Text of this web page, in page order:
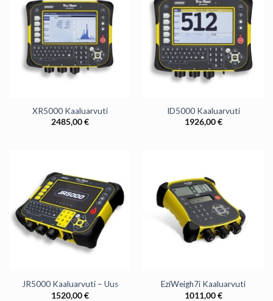
XR5000 Kaaluarvuti
2485,00€
ID5000 Kaaluarvuti
1926,00€
JR5000 Kaaluarvuti – Uus
1520,00€
EziWeigh7i Kaaluarvuti
1011,00€